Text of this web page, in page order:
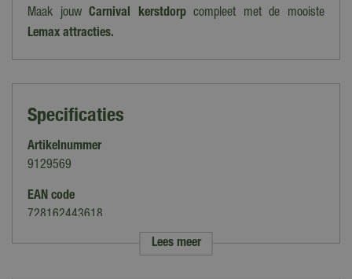
Maak jouwCarnival kerstdorpcompleet met de mooiste
Lemax attracties.
Specificaties
Artikelnummer
9129569
EAN code
728162443618
Merk
Lees meer